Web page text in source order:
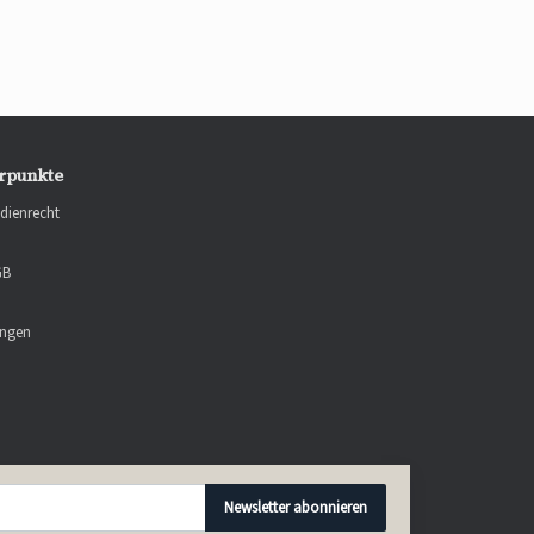
Newsletter abonnieren